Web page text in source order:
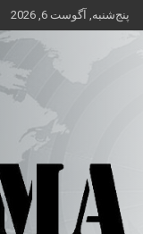
محتوا
پنج‌شنبه, آگوست 6, 2026